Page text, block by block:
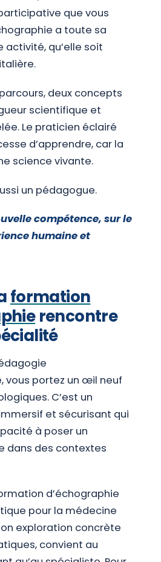
que vous
a toute sa
activité, qu’elle soit
deux concepts
scientifique et
Le praticien éclairé
d’apprendre, car la
science vivante.
un pédagogue.
compétence, sur le
humaine et
formation
rencontre
vous portez un œil neuf
C’est un
et sécurisant qui
à poser un
dans des contextes
d’échographie
pour la médecine
exploration concrète
convient au